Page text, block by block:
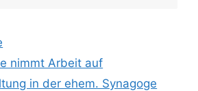
nimmt Arbeit auf
in der ehem. Synagoge